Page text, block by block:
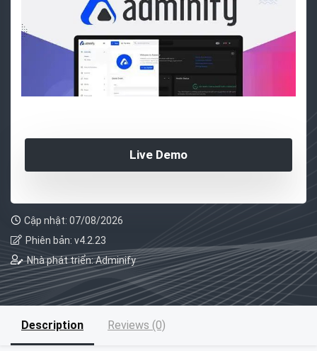
Live Demo
Cập nhật: 07/08/2026
Phiên bản: v4.2.23
Nhà phát triển: Adminify
Description Reviews (0)